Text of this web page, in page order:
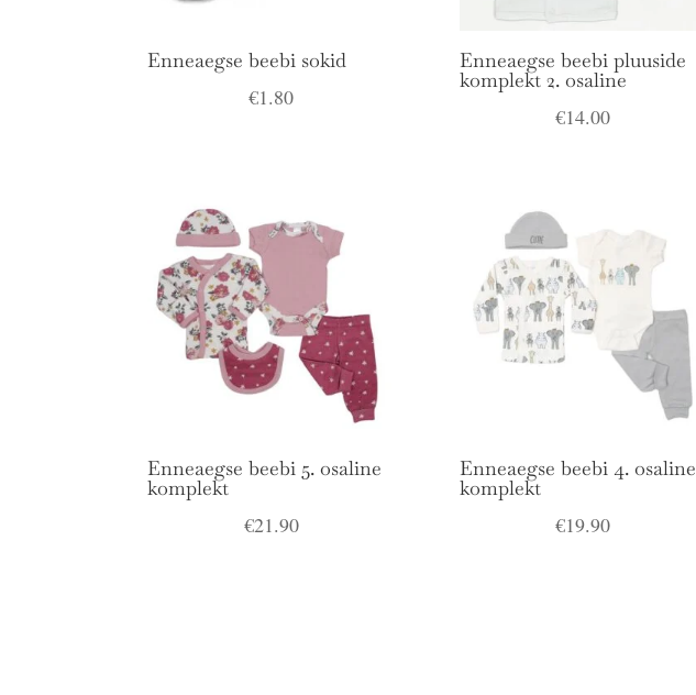
Enneaegse beebi sokid
€1.80
Enneaegse beebi pluuside
komplekt 2. osaline
€14.00
Enneaegse beebi 5. osaline
komplekt
€21.90
Enneaegse beebi 4. osaline
komplekt
€19.90